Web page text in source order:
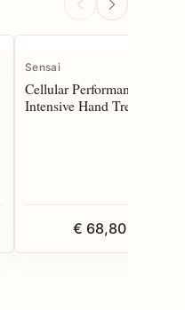
Sensai
Cellular Performance
Intensive Hand Treatment
€ 68,80